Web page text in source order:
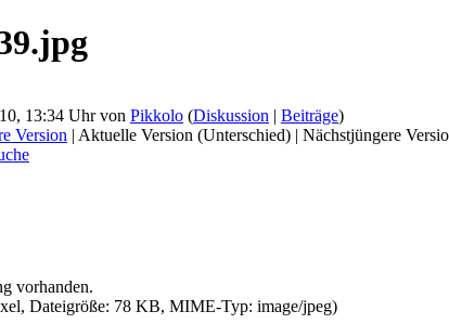
13:34 Uhr von Pikkolo (Diskussion | Beiträge)
Version | Aktuelle Version (Unterschied) | Nächstjüngere
vorhanden.
Dateigröße: 78 KB, MIME-Typ: image/jpeg)